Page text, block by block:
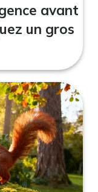
avant
un gros